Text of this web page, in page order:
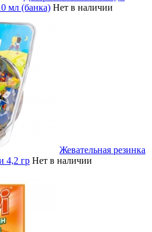
мл (банка) Нет в наличии
Жевательная резинка
4,2 гр Нет в наличии